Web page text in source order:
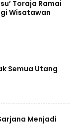
Toraja Ramai
Wisatawan
Semua Utang
Menjadi